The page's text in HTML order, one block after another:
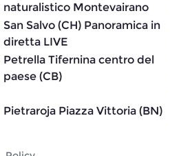
naturalistico Montevairano
San Salvo (CH) Panoramica in
diretta LIVE
Petrella Tifernina centro del
paese (CB)
Pietraroja Piazza Vittoria (BN)